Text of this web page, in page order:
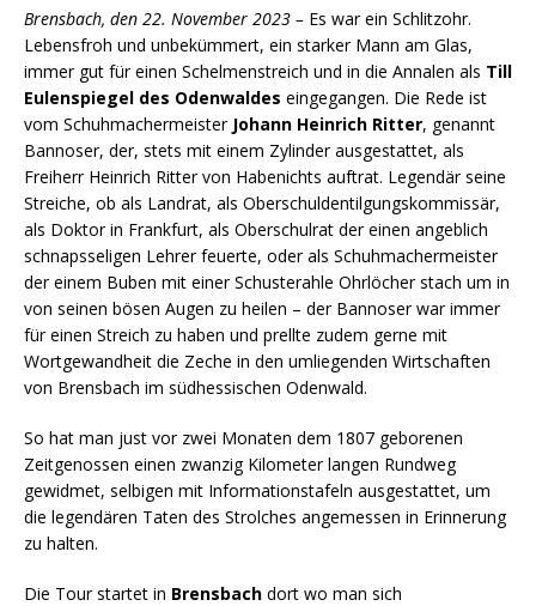
Brensbach, den 22. November 2023 – Es war ein Schlitzohr.
Lebensfroh und unbekümmert, ein starker Mann am Glas,
immer gut für einen Schelmenstreich und in die Annalen als Till
Eulenspiegel des Odenwaldes eingegangen. Die Rede ist
vom SchuhmachermeisterJohann Heinrich Ritter, genannt
Bannoser, der, stets mit einem Zylinder ausgestattet, als
Freiherr Heinrich Ritter von Habenichts auftrat. Legendär seine
Streiche, ob als Landrat, als Oberschuldentilgungskommissär,
als Doktor in Frankfurt, als Oberschulrat der einen angeblich
schnapsseligen Lehrer feuerte, oder als Schuhmachermeister
der einem Buben mit einer Schusterahle Ohrlöcher stach um in
von seinen bösen Augen zu heilen – der Bannoser war immer
für einen Streich zu haben und prellte zudem gerne mit
Wortgewandheit die Zeche in den umliegenden Wirtschaften
von Brensbach im südhessischen Odenwald.
So hat man just vor zwei Monaten dem 1807 geborenen
Zeitgenossen einen zwanzig Kilometer langen Rundweg
gewidmet, selbigen mit Informationstafeln ausgestattet, um
die legendären Taten des Strolches angemessen in Erinnerung
zu halten.
Die Tour startet in Brensbach dort wo man sich